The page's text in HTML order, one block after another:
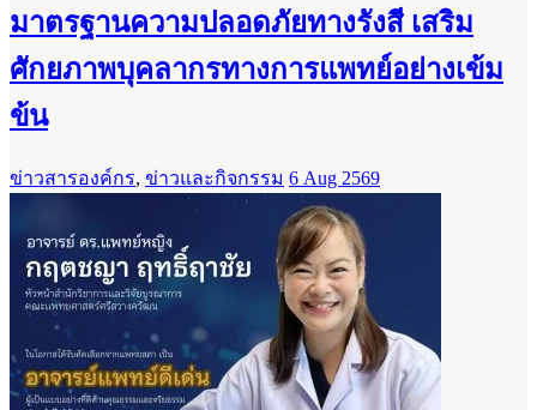
มาตรฐานความปลอดภัยทางรังสี เสริม
ศักยภาพบุคลากรทางการแพทย์อย่างเข้ม
ข้น
ข่าวสารองค์กร, ข่าวและกิจกรรม 6 Aug 2569